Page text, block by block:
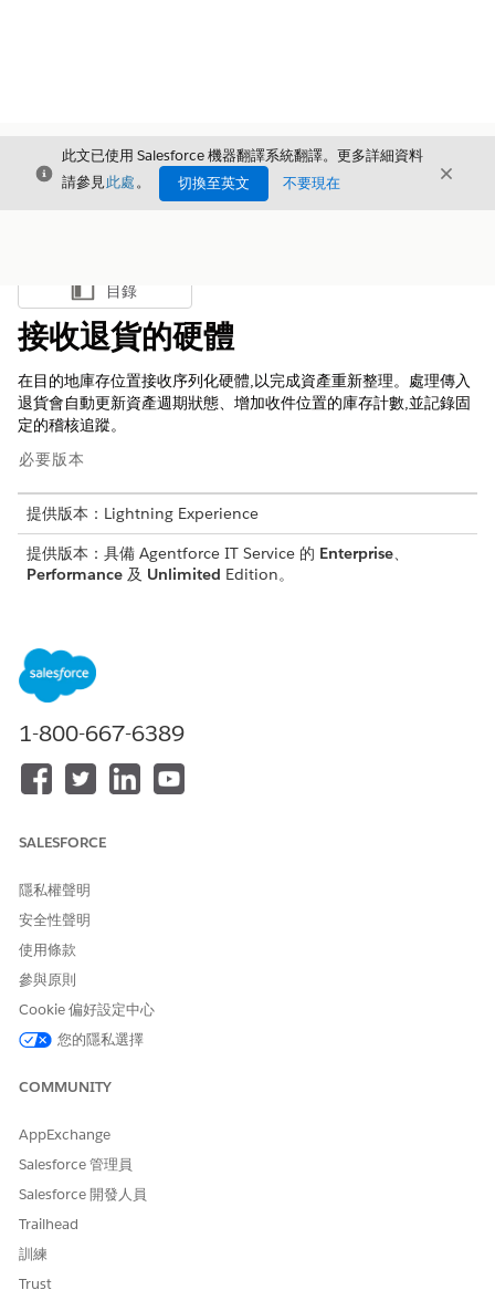
結束
此文已使用 Salesforce 機器翻譯系統翻譯。更多詳細資料
請參見此處。 切換至英文 不要現在 結束
顯示目錄
目錄
接收退貨的硬體
在目的地庫存位置接收序列化硬體,以完成資產重新整理。處理傳入
退貨會自動更新資產週期狀態、增加收件位置的庫存計數,並記錄固
定的稽核追蹤。
必要版本
提供版本：Lightning Experience
提供版本：具備 Agentforce IT Service 的 Enterprise、
Performance 及 Unlimited Edition。
若要管理退貨單:
選取「退貨單」。
選取傳入退貨單編號。
在「相關」索引標籤上,選取每個退貨單條列項目。
儲存您的變更,然後返回退貨單記錄。
束」。
結束訂單會觸發庫存的更新。
資產狀態會更新為「已召回」。
相關聯產品項目的「
加。
系統會在「資產活動」
蹤。
備註保留資產時,已取回的資產會與有效庫存保持隔離。評估每個
資產的實體狀況,以決定下一個生命週期轉換,例如重新整理、重
新指派或起始硬體處理訂單。
1-800-667-6389
SALESFORCE
隱私權聲明
安全性聲明
使用條款
參與原則
Cookie 偏好設定中心
您的隱私選擇
COMMUNITY
AppExchange
Salesforce 管理員
Salesforce 開發人員
Trailhead
訓練
Trust